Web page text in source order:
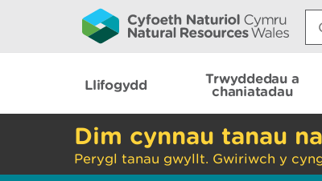
Llifogydd
Trwyddedau a
chaniatadau
Dim cynnau tanau
Perygl tanau gwyllt. Gwiriwch y